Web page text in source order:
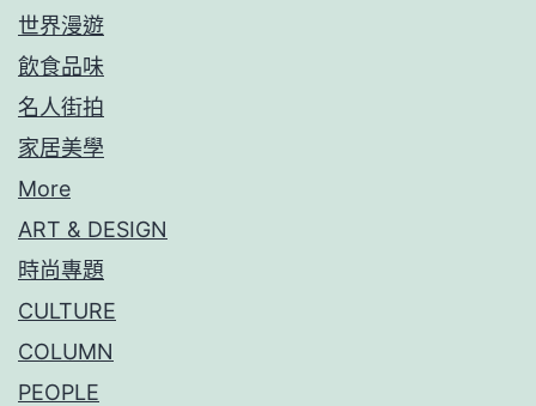
世界漫遊
飲食品味
名人街拍
家居美學
More
ART & DESIGN
時尚專題
CULTURE
COLUMN
PEOPLE